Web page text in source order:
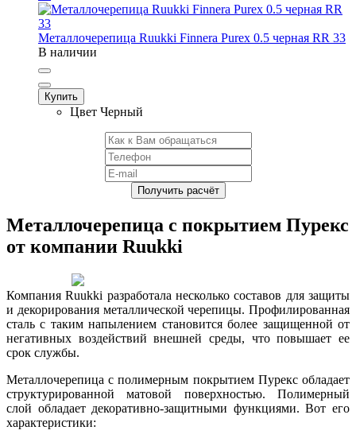
Металлочерепица Ruukki Finnera Purex 0.5 черная RR 33
В наличии
Купить
Цвет Черный
Металлочерепица с покрытием Пурекс
от компании Ruukki
Компания Ruukki разработала несколько составов для защиты
и декорирования металлической черепицы. Профилированная
сталь с таким напылением становится более защищенной от
негативных воздействий внешней среды, что повышает ее
срок службы.
Металлочерепица с полимерным покрытием Пурекс обладает
структурированной матовой поверхностью. Полимерный
слой обладает декоративно-защитными функциями. Вот его
характеристики: